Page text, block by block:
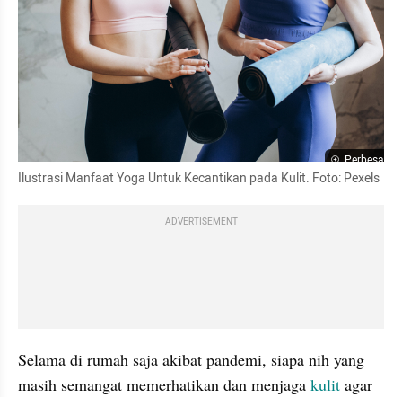
Perbesar
Ilustrasi Manfaat Yoga Untuk Kecantikan pada Kulit. Foto: Pexels
ADVERTISEMENT
Selama di rumah saja akibat pandemi, siapa nih yang
masih semangat memerhatikan dan menjaga kulit agar